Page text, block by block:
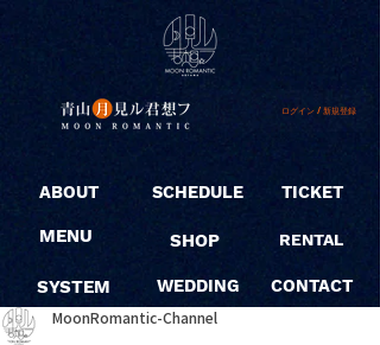
ログイン / 新規登録
ABOUT
MENU
SYSTEM
SCHEDULE
SHOP
WEDDING
TICKET
RENTAL
CONTACT
MoonRomantic-Channel